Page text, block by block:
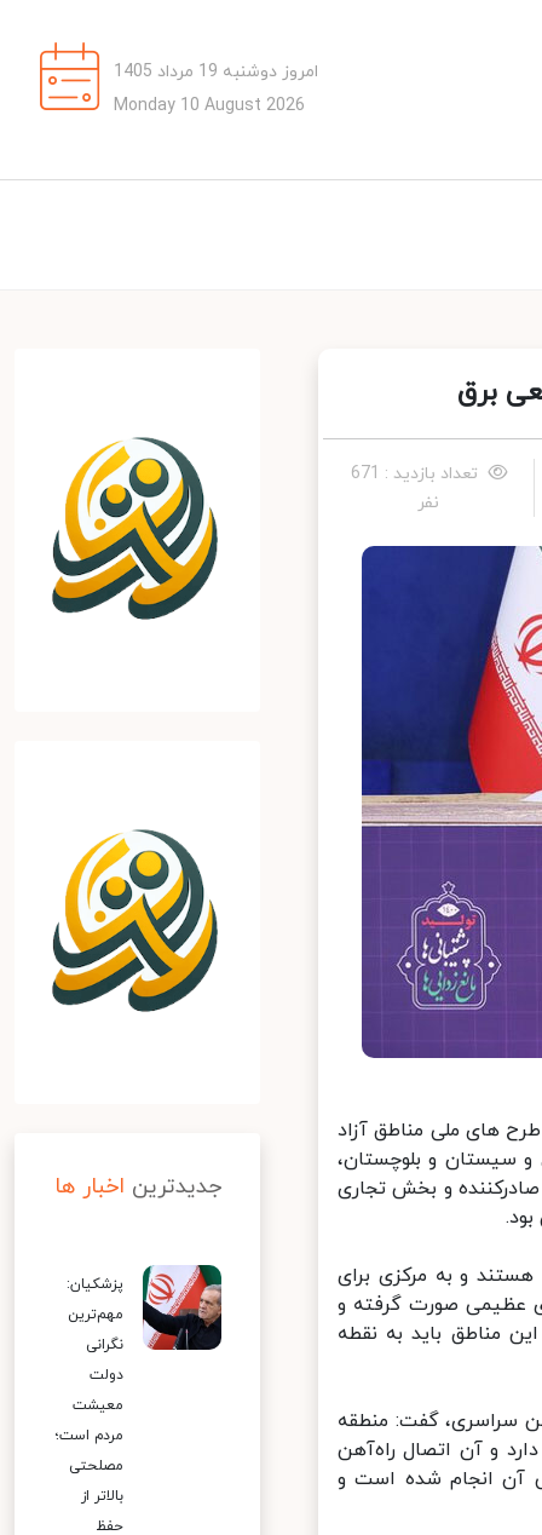
امروز دوشنبه 19 مرداد 1405
Monday 10 August 2026
برق
تعداد بازدید : 671
نفر
های ملی مناطق آزاد
سیستان و بلوچستان،
و بخش تجاری
و به مرکزی برای
آزاد کارهای عظیمی صورت گرفته و
مناطق باید به نقطه
سراسری، گفت: منطقه
و آن اتصال راه‌آهن
آن انجام شده است و
جدیدترین اخبار ها
پزشکیان:
مهم‌ترین
نگرانی
دولت
معیشت
مردم است؛
مصلحتی
بالاتر از
حفظ